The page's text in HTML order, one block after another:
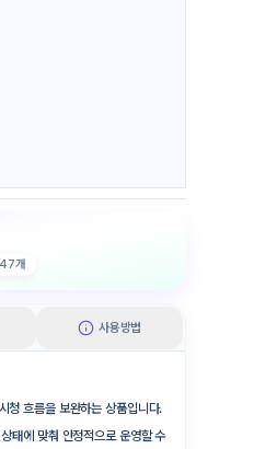
개
사용방법
청 흐름을 보완하는 상품입니다.
태에 맞춰 안정적으로 운영할 수